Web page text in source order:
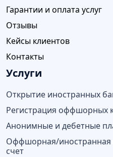
Гарантии и оплата услуг
Отзывы
Кейсы клиентов
Контакты
Услуги
Открытие иностранных
Регистрация оффшорных
Анонимные и дебетные
Оффшорная/иностранная
счет